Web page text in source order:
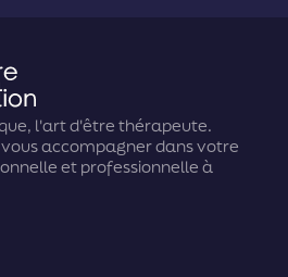
l'art d'être thérapeute.
accompagner dans votre
et professionnelle à